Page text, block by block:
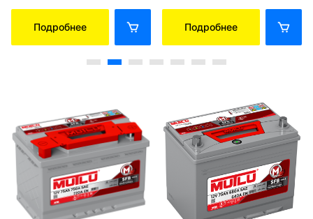
Подробнее Подробнее